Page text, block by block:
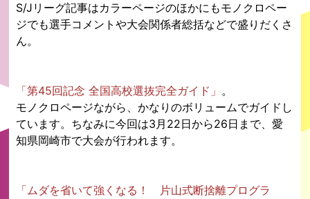
S/Jリーグ記事はカラーページのほかにもモノクロペー
ジでも選手コメントや大会関係者総括などで盛りだくさ
ん。
「第45回記念 全国高校選抜完全ガイド」 。
モノクロページながら、かなりのボリュームでガイドし
ています。ちなみに今回は3月22日から26日まで、愛
知県岡崎市で大会が行われます。
「ムダを省いて強くなる！ 片山式断捨離プログラ